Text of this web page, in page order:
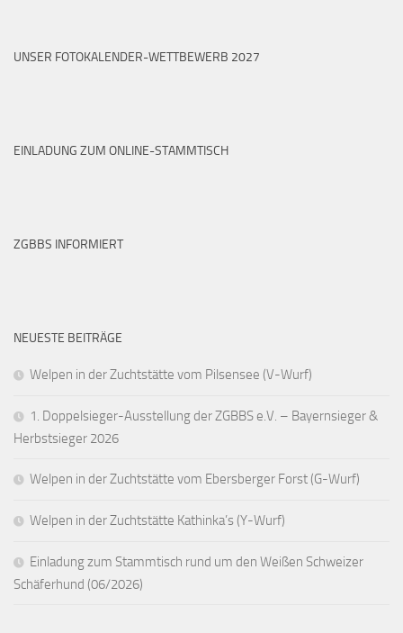
UNSER FOTOKALENDER-WETTBEWERB 2027
EINLADUNG ZUM ONLINE-STAMMTISCH
ZGBBS INFORMIERT
NEUESTE BEITRÄGE
Welpen in der Zuchtstätte vom Pilsensee (V-Wurf)
1. Doppelsieger-Ausstellung der ZGBBS e.V. – Bayernsieger &
Herbstsieger 2026
Welpen in der Zuchtstätte vom Ebersberger Forst (G-Wurf)
Welpen in der Zuchtstätte Kathinka’s (Y-Wurf)
Einladung zum Stammtisch rund um den Weißen Schweizer
Schäferhund (06/2026)